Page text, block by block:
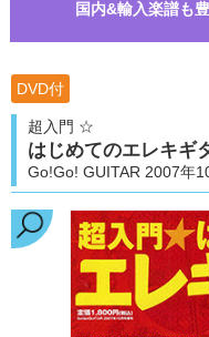
国内&輸入楽譜も
DVD付
超入門 ☆
はじめてのエレキギ
Go!Go! GUITAR 2007年